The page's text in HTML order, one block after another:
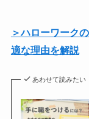
＞ハローワーク
適な理由を解説
あわせて読みたい